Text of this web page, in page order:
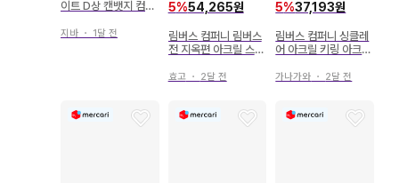
이트 D상 캔뱃지 컴프
지바 ・ 1달 전
5%54,265원
림버스 컴퍼니 림버스
전 지옥편 아크릴 스탠
효고・ 2달 전
5%37,193원
림버스 컴퍼니 싱클레
어 아크릴 키링 아크릴
가나가와 ・ 2달 전